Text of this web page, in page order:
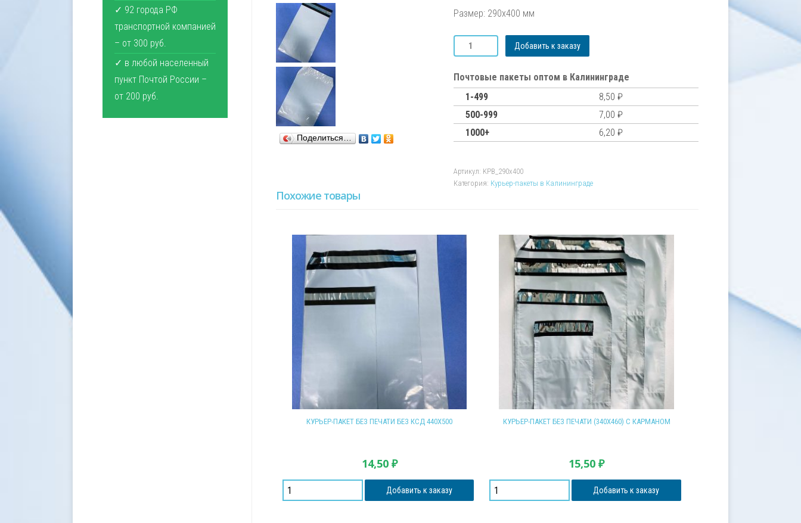
Поделиться…
Размер: 290х400 мм
Количество
товара
пакет
без
печати
КСД
290х400
Добавить к заказу
Почтовые пакеты оптом в Калининграде
1-499
8,50 ₽
500-999
7,00 ₽
1000+
6,20 ₽
Артикул: KPB_290х400
Категория: Курьер-пакеты в Калининграде
Похожие товары
КУРЬЕР-ПАКЕТ БЕЗ ПЕЧАТИ БЕЗ КСД 440Х500
14,50 ₽
Добавить к заказу
КУРЬЕР-ПАКЕТ БЕЗ ПЕЧАТИ (340Х460) С КАРМАНОМ
15,50₽
Добавить к заказу
✓ 92 города РФ
транспортной компанией
– от 300 руб.
✓ в любой населенный
пункт Почтой России –
от 200 руб.